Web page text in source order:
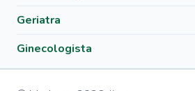
Geriatra
Ginecologista